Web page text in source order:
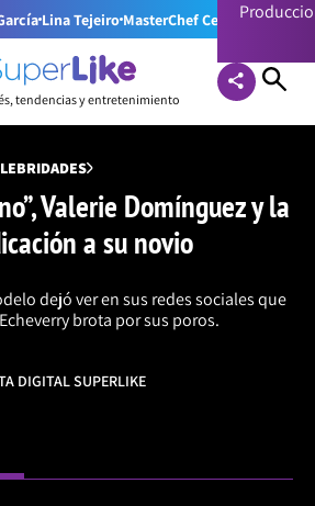
Lina Tejeiro MasterChef Celebrity
tendencias y entretenimiento
Valerie Domínguez y la
a su novio
dejó ver en sus redes sociales que
brota por sus poros.
DIGITAL SUPERLIKE